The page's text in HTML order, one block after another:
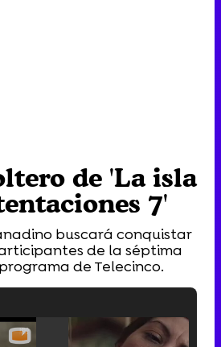
de 'La isla
7'
buscará conquistar
de la séptima
de Telecinco.